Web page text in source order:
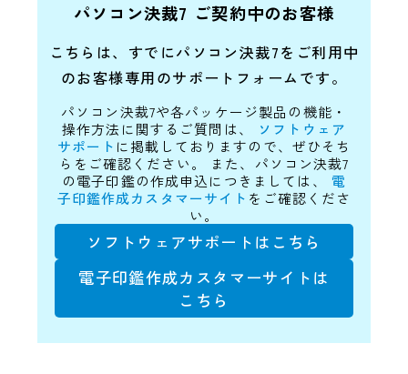
パソコン決裁7 ご契約中のお客様
こちらは、すでにパソコン決裁7をご利用中
のお客様専用のサポートフォームです。
パソコン決裁7や各パッケージ製品の機能・
操作方法に関するご質問は、
ソフトウェア
サポート に掲載しておりますので、ぜひそち
らをご確認ください。
また、パソコン決裁7
の電子印鑑の作成申込につきましては、
電
子印鑑作成カスタマーサイト をご確認くださ
い。
ソフトウェアサポートはこちら
電子印鑑作成カスタマーサイトは
こちら